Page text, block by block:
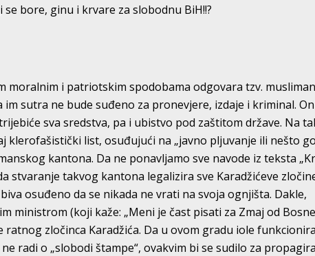
bore, ginu i krvare za slobodnu BiH!!?
moralnim i patriotskim spodobama odgovara tzv.
sutra ne bude suđeno za pronevjere, izdaje i kriminal.
sva sredstva, pa i ubistvo pod zaštitom države. Na
klerofašistički list, osuđujući na „javno pljuvanje ili nešto
kantona. Da ne ponavljamo sve navode iz teksta
stvaranje takvog kantona legalizira sve Karadžićeve
osuđeno da se nikada ne vrati na svoja ognjišta. Dakle,
ministrom (koji kaže: „Meni je čast pisati za Zmaj od
zločinca Karadžića. Da u ovom gradu iole funkcionira
radi o „slobodi štampe“, ovakvim bi se sudilo za